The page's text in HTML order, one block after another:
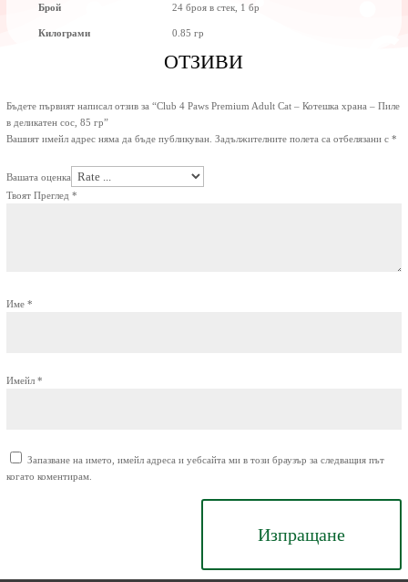
Брой 24 броя в стек, 1 бр
Килограми 0.85 гр
ОТЗИВИ
Бъдете първият написал отзив за “Club 4 Paws Premium Adult Cat – Котешка храна – Пиле
в деликатен сос, 85 гр”
Вашият имейл адрес няма да бъде публикуван. Задължителните полета са отбелязани с *
Вашата оценка
Твоят Преглед *
Име *
Имейл *
Запазване на името, имейл адреса и уебсайта ми в този браузър за следващия път
когато коментирам.
Изпращане